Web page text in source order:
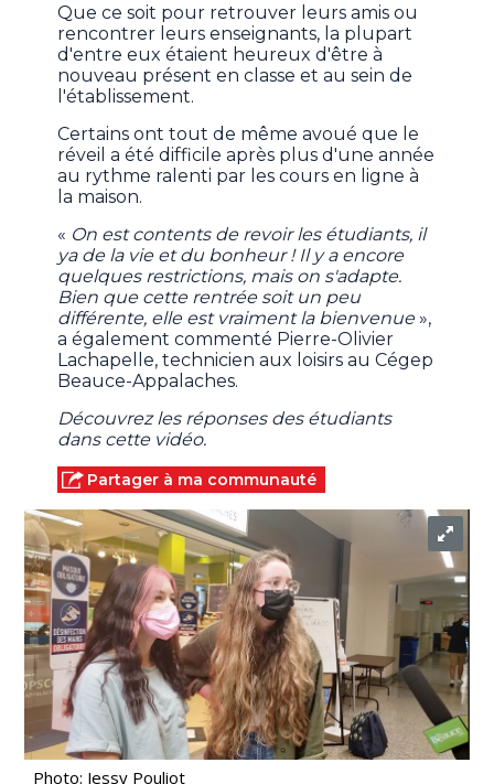
Que ce soit pour retrouver leurs amis ou
rencontrer leurs enseignants, la plupart
d'entre eux étaient heureux d'être à
nouveau présent en classe et au sein de
l'établissement.
Certains ont tout de même avoué que le
réveil a été difficile après plus d'une année
au rythme ralenti par les cours en ligne à
la maison.
« On est contents de revoir les étudiants, il
ya de la vie et du bonheur ! Il y a encore
quelques restrictions, mais on s'adapte.
Bien que cette rentrée soit un peu
différente, elle est vraiment la bienvenue»,
a également commenté Pierre-Olivier
Lachapelle, technicien aux loisirs au Cégep
Beauce-Appalaches.
Découvrez les réponses des étudiants
dans cette vidéo.
Partager à ma communauté
Photo: Jessy Pouliot